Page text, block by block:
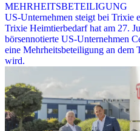
MEHRHEITSBETEILIGUNG
US-Unternehmen steigt bei Trixie
Trixie Heimtierbedarf hat am 27.
börsennotierte US-Unternehmen
eine Mehrheitsbeteiligung an dem
wird.